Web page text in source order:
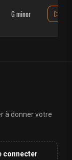
G minor
à donner votre
connecter